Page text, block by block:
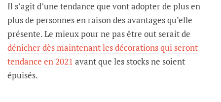
Il s’agit d’une tendance que vont adopter de plus en
plus de personnes en raison des avantages qu’elle
présente. Le mieux pour ne pas être out serait de
dénicher dès maintenant les décorations qui seront
tendance en 2021 avant que les stocks ne soient
épuisés.